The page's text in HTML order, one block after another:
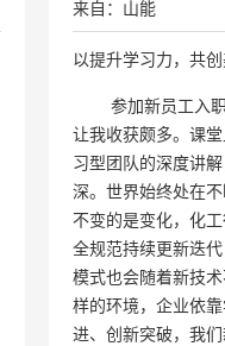
来自：山能
以提升学习力，共
参加新员工入职
让我收获颇多。课
习型团队的深度讲
深。世界始终处在
不变的是变化，化
全规范持续更新迭
模式也会随着新技
样的环境，企业依
进、创新突破，我